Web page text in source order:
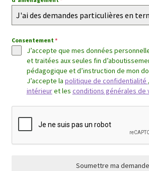
Consentement *
J’accepte que mes données
et traitées aux seules fin
pédagogique et d’instruction de mon
J’accepte la politique de confidentialité
intérieuret les conditions générales de
Soumettre ma demande